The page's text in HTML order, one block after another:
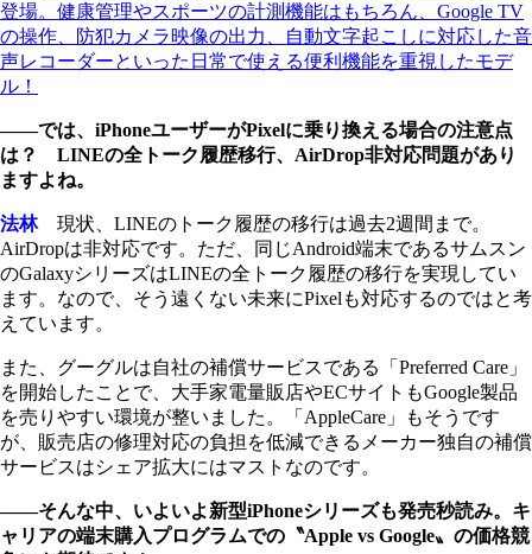
登場。健康管理やスポーツの計測機能はもちろん、Google TV
の操作、防犯カメラ映像の出力、自動文字起こしに対応した音
声レコーダーといった日常で使える便利機能を重視したモデ
ル！
――では、iPhoneユーザーがPixelに乗り換える場合の注意点
は？ LINEの全トーク履歴移行、AirDrop非対応問題があり
ますよね。
法林現状、LINEのトーク履歴の移行は過去2週間まで。
AirDropは非対応です。ただ、同じAndroid端末であるサムスン
のGalaxyシリーズはLINEの全トーク履歴の移行を実現してい
ます。なので、そう遠くない未来にPixelも対応するのではと考
えています。
また、グーグルは自社の補償サービスである「Preferred Care」
を開始したことで、大手家電量販店やECサイトもGoogle製品
を売りやすい環境が整いました。「AppleCare」もそうです
が、販売店の修理対応の負担を低減できるメーカー独自の補償
サービスはシェア拡大にはマストなのです。
――そんな中、いよいよ新型iPhoneシリーズも発売秒読み。キ
ャリアの端末購入プログラムでの〝Apple vs Google〟の価格競